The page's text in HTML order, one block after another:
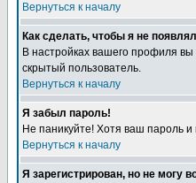
Вернуться к началу
Как сделать, чтобы я не
В настройках вашего профиля
скрытый пользователь.
Вернуться к началу
Я забыл пароль!
Не паникуйте! Хотя ваш пароль
Вернуться к началу
Я зарегистрирован, но не могу